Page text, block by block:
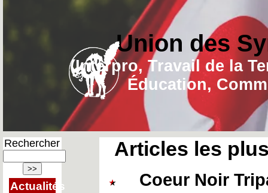
Union des
(Interpro, Travail de la
Éducation,
Rechercher
Actualités
Articles les
Coeur Noir